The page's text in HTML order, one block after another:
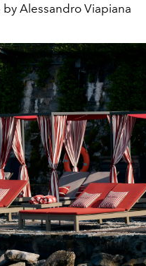
Alessandro Viapiana